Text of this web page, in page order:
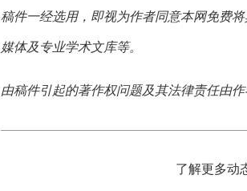
稿件一经选用，即视为作者同意本网免费
媒体及专业学术文库等。
由稿件引起的著作权问题及其法律责任由作
了解更多动